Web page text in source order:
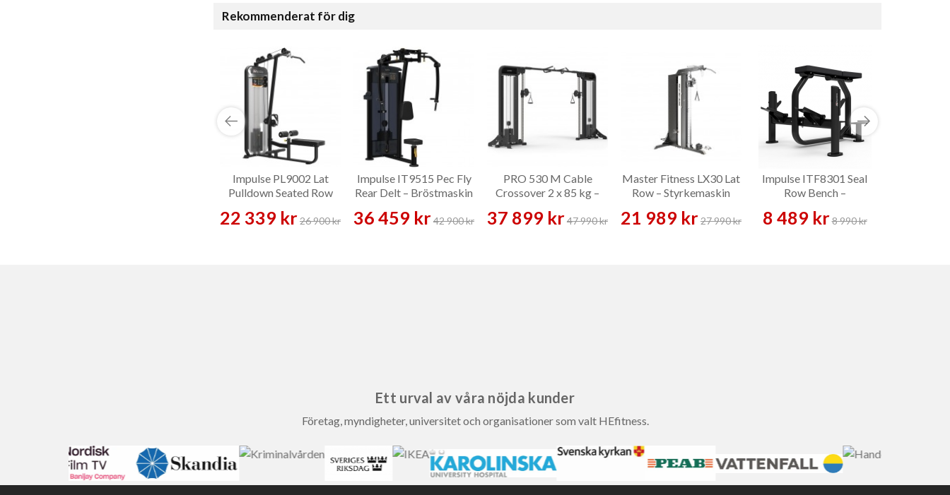
Rekommenderat för dig
Impulse PL9002 Lat
Pulldown Seated Row
22 339 kr26 900 kr
Impulse IT9515 Pec Fly
Rear Delt – Bröstmaskin
36 459 kr42 900 kr
PRO 530 M Cable
Crossover 2 x 85 kg –
37 899 kr47 990 kr
Master Fitness LX30 Lat
Row – Styrkemaskin
21 989 kr27 990 kr
Impulse ITF8301 Seal
Row Bench –
8 489 kr8 990 kr
Ett urval av våra nöjda kunder
Företag, myndigheter, universitet och organisationer som valt HEfitness.